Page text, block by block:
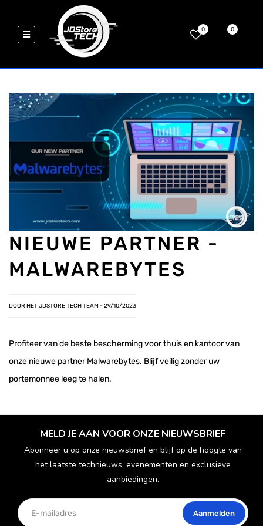
0 0
NIEUWE PARTNER -
MALWAREBYTES
DOOR HET JDSTORE TECH TEAM - 29/10/2023
Profiteer van de beste bescherming voor thuis en kantoor van
onze nieuwe partner Malwarebytes. Blijf veilig zonder uw
portemonnee leeg te halen.
MELD JE AAN VOOR ONZE NIEUWSBRIEF
Abonneer u op onze nieuwsbrief en blijf op de hoogte van
het laatste technieuws, evenementen en exclusieve
aanbiedingen.
Aanmelden